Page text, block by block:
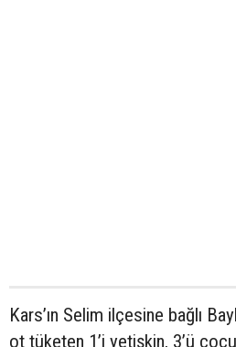
Kars’ın Selim ilçesine bağlı
ot tüketen 1’i yetişkin, 3’ü